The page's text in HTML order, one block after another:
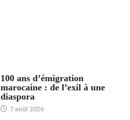
100 ans d’émigration
marocaine : de l’exil à une
diaspora
7 août 2026